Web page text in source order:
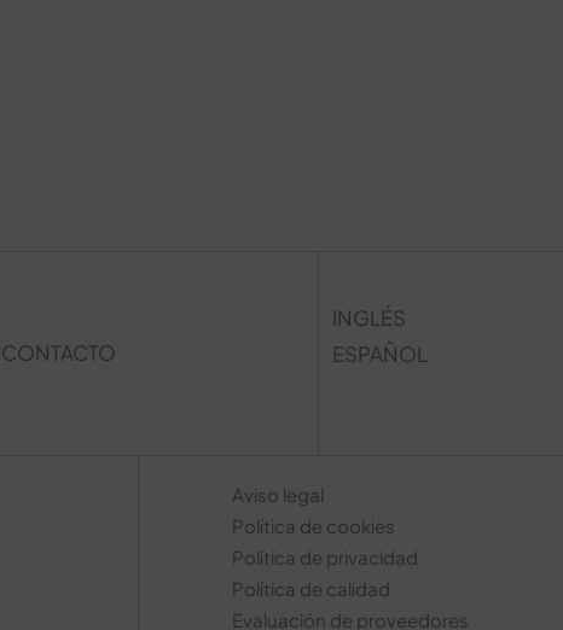
CONTACTO
INGLÉS
ESPAÑOL
Aviso legal
Política de cookies
Política de privacidad
Política de calidad
Evaluación de proveedores